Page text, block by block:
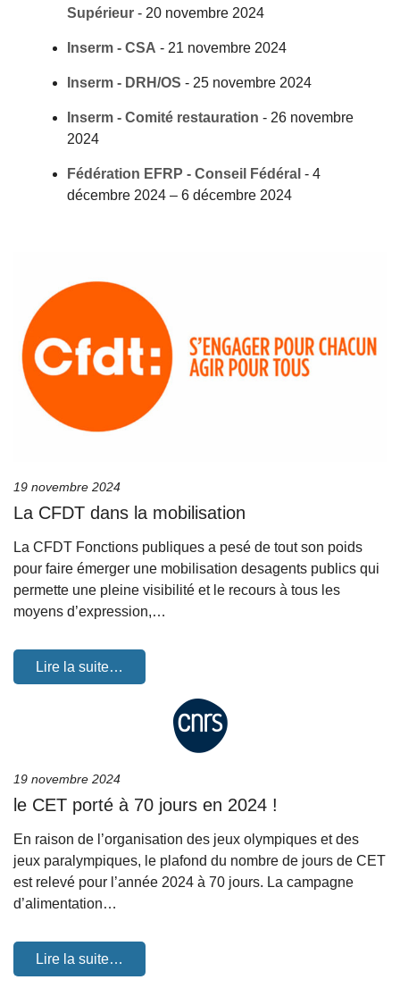
Supérieur - 20 novembre 2024
Inserm - CSA - 21 novembre 2024
Inserm - DRH/OS - 25 novembre 2024
Inserm - Comité restauration - 26 novembre
2024
Fédération EFRP - Conseil Fédéral - 4
décembre 2024 – 6 décembre 2024
19 novembre 2024
La CFDT dans la mobilisation
La CFDT Fonctions publiques a pesé de tout son poids
pour faire émerger une mobilisation desagents publics qui
permette une pleine visibilité et le recours à tous les
moyens d’expression,…
Lire la suite…
19 novembre 2024
le CET porté à 70 jours en 2024 !
En raison de l’organisation des jeux olympiques et des
jeux paralympiques, le plafond du nombre de jours de CET
est relevé pour l’année 2024 à 70 jours. La campagne
d’alimentation…
Lire la suite…